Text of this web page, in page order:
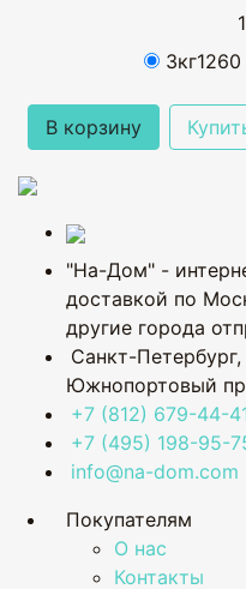
3кг
В корзину
"На-Дом" -
доставкой по
другие города
Санкт-
Южнопортовый
+7 (812) 679-44-
+7 (495) 198-95-
info@na-dom.com
Покупателям
О нас
Контакты